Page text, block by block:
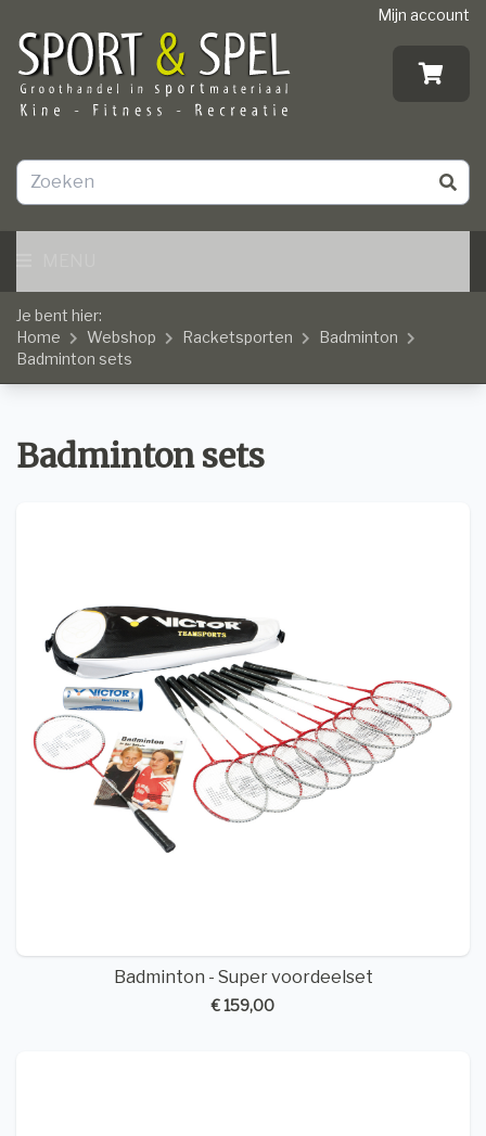
Mijn account
Je bent hier:
Home
Webshop Racketsporten
Badminton
Badminton sets
Badminton sets
Badminton - Super voordeelset
€ 159,00